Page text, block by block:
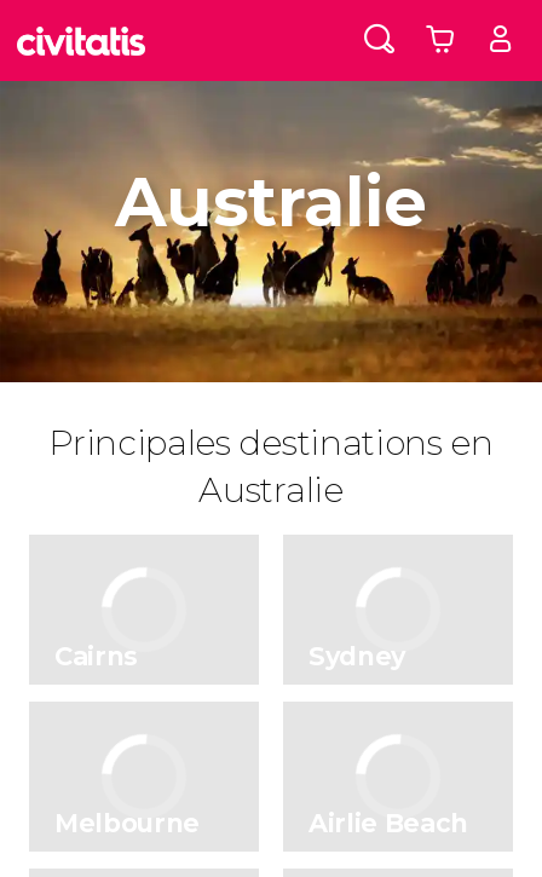
Australie
Principales destinations en
Australie
Cairns Sydney
Melbourne Airlie Beach